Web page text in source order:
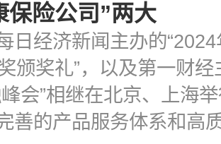
保险公司”两大
日经济新闻主办的
颁奖礼”，以及第一财
会”相继在北京、上海
善的产品服务体系和高